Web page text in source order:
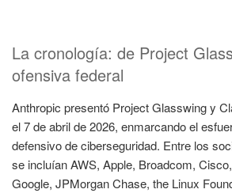
La cronología: de Project
ofensiva federal
Anthropic presentó Project Glasswing y
el 7 de abril de 2026, enmarcando el
defensivo de ciberseguridad. Entre los
se incluían AWS, Apple, Broadcom,
Google, JPMorgan Chase, the Linux